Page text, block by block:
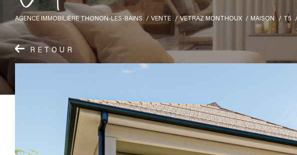
AGENCE IMMOBILIÈRE THONON-LES-BAINS VENTE VETRAZ MONTHOUX MAISON T5
RETOUR